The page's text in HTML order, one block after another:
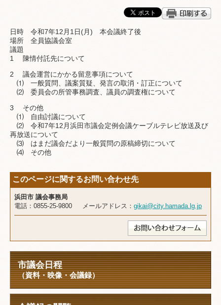
請願・陳情・傍聴
広報・広聴・録画配信
議会の取組
日時 令和7年12月1日(月) 本会議終了後
場所 全員協議会室
議題
1 陳情付託先について
2 議会運営にかかる留意事項について
⑴ 一般質問、議案質疑、発言の取消・訂正について
⑵ 委員会の所管事務調査、議員の調査権について
3 その他
⑴ 自由討議について
⑵ 令和7年12月浜田市議会定例会議ケーブルテレビ放送及び
再放送について
⑶ はまだ議会だより一般質問の原稿締切について
⑷ その他
このページに関するお問い合わせ先
浜田市 議会事務局
電話：0855-25-9800 メールアドレス： gikai@city.hamada.lg.jp
市議会日程
（資料・映像・会議録）